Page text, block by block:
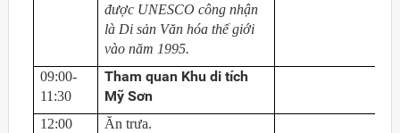
được UNESCO công nhận
là Di sản Văn hóa thế giới
vào năm 1995.
09:00-
11:30
Tham quan Khu di tích
Mỹ Sơn
12:00
Ăn trưa.